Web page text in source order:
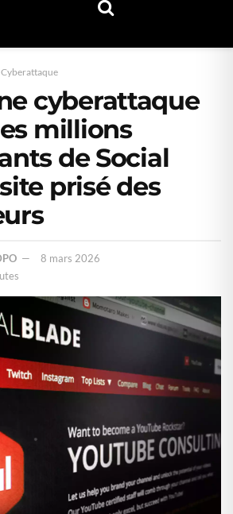
Cyberattaque
cyberattaque
millions
de Social
prisé des
8 mars 2026